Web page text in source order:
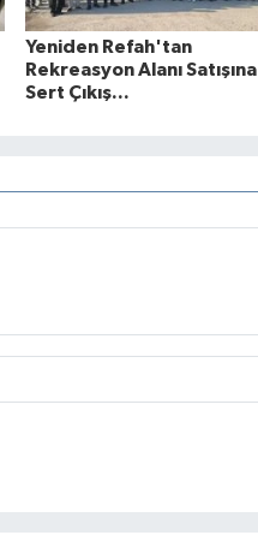
Yeniden Refah'tan
Rekreasyon Alanı Satışına
Sert Çıkış...